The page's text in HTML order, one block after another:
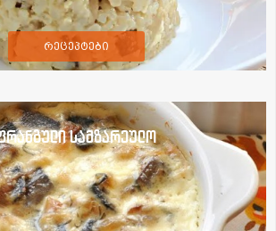
რეცეპტები
სამზარეულო